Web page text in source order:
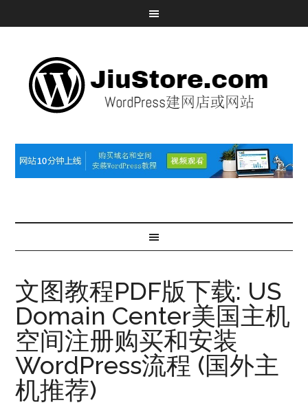
文图教程PDF版下载: US
Domain Center美国主机
空间注册购买和安装
WordPress流程 (国外主
机推荐)